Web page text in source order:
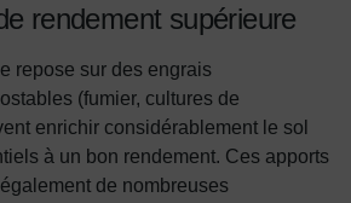
rendement supérieure
repose sur des engrais
(fumier, cultures de
enrichir considérablement le sol
à un bon rendement. Ces apports
de nombreuses